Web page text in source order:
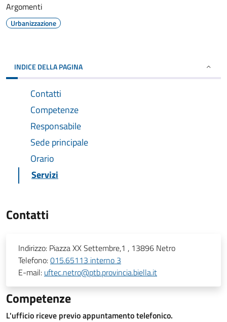
Argomenti
Urbanizzazione
INDICE DELLA PAGINA
Contatti
Competenze
Responsabile
Sede principale
Orario
Servizi
Contatti
Indirizzo: Piazza XX Settembre,1 , 13896 Netro
Telefono:015.65113 interno 3
E-mail: uftec.netro@ptb.provincia.biella.it
Competenze
L'ufficio riceve previo appuntamento telefonico.